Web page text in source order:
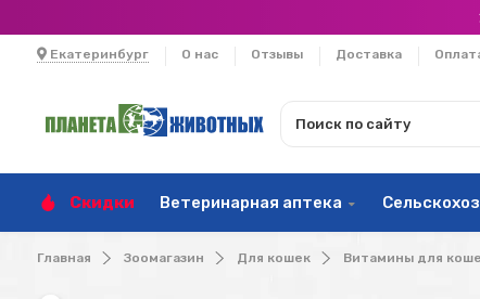
Екатеринбург О нас Отзывы Доставка
Скидки Ветеринарная аптека
Главная Зоомагазин Для кошек Витамины для